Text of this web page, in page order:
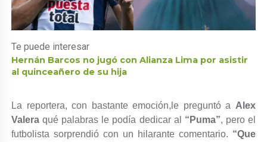
Te puede interesar
Hernán Barcos no jugó con Alianza Lima por asistir
al quinceañero de su hija
La reportera, con bastante emoción,le preguntó a Alex
Valera qué palabras le podía dedicar al “Puma”, pero el
futbolista sorprendió con un hilarante comentario. “Que